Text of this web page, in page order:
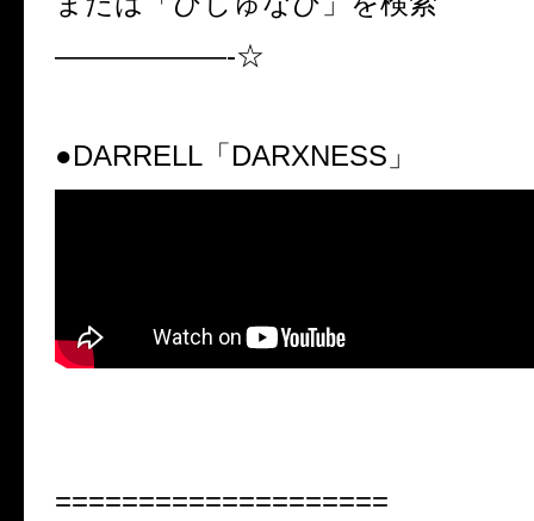
——————-☆
●DARRELL「DARXNESS」
====================